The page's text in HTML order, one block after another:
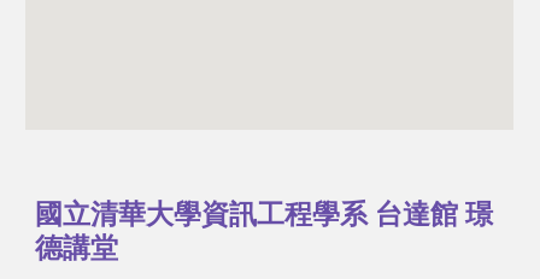
國立清華大學資訊工程學系 台達館 璟
德講堂